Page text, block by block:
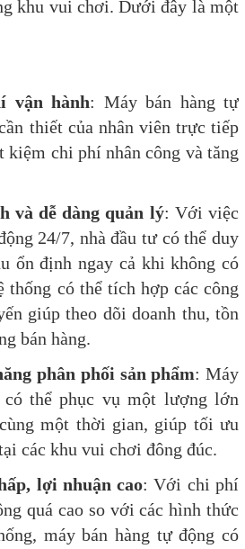
khu vui chơi. Dưới đây là một
vận hành: Máy bán hàng tự
thiết của nhân viên trực tiếp
kiệm chi phí nhân công và tăng
và dễ dàng quản lý: Với việc
24/7, nhà đầu tư có thể duy
ổn định ngay cả khi không có
thống có thể tích hợp các công
giúp theo dõi doanh thu, tồn
bán hàng.
phân phối sản phẩm: Máy
có thể phục vụ một lượng lớn
một thời gian, giúp tối ưu
các khu vui chơi đông đúc.
lợi nhuận cao: Với chi phí
quá cao so với các hình thức
máy bán hàng tự động có